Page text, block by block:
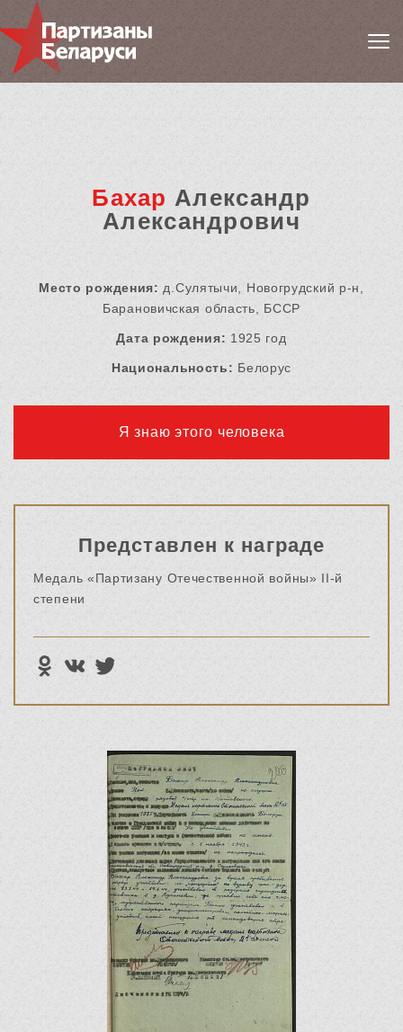
Бахар Александр
Александрович
Место рождения: д.Сулятычи, Новогрудский р-н,
Барановичская область, БССР
Дата рождения: 1925 год
Национальность: Белорус
Я знаю этого человека
Представлен к награде
Медаль «Партизану Отечественной войны» II-й
степени